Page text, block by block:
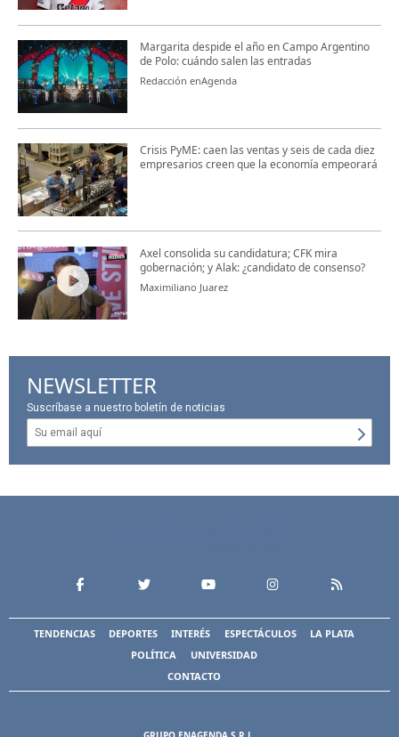
Margarita despide el año en Campo Argentino
de Polo: cuándo salen las entradas
Redacción enAgenda
Crisis PyME: caen las ventas y seis de cada diez
empresarios creen que la economía empeorará
Axel consolida su candidatura; CFK mira
gobernación; y Alak: ¿candidato de consenso?
Maximiliano Juarez
NEWSLETTER
Suscríbase a nuestro boletín de noticias
TENDENCIAS DEPORTES INTERÉS ESPECTÁCULOS
LA PLATA
POLÍTICA
UNIVERSIDAD
CONTACTO